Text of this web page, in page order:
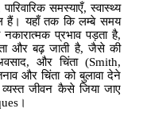
समस्याएँ, स्वास्थ्य
हैं। यहाँ तक कि लम्बे समय
प्रभाव पड़ता है,
और बढ़ जाती है, जैसे की
और चिंता (Smith,
और चिंता को बुलावा देने
जीवन कैसे जिया जाए